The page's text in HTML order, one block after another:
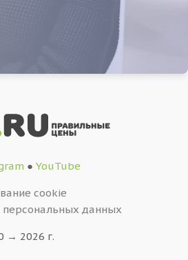
● YouTube
cookie
персональных данных
→ 2026 г.